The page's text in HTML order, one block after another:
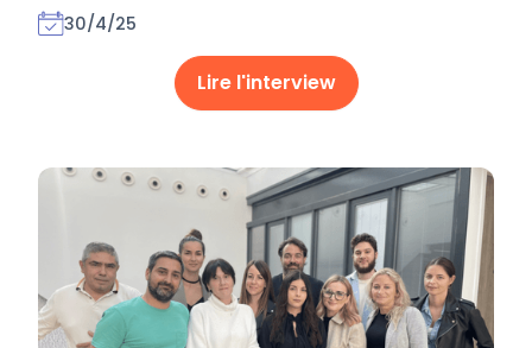
30/4/25
Lire l'interview